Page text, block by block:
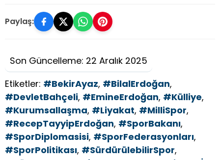
Paylaş:
Son Güncelleme: 22 Aralık 2025
Etiketler: #BekirAyaz, #BilalErdoğan,
#DevletBahçeli, #EmineErdoğan, #Külliye,
#Kurumsallaşma, #Liyakat, #MilliSpor,
#RecepTayyipErdoğan, #SporBakanı,
#SporDiplomasisi, #SporFederasyonları,
#SporPolitikası, #SürdürülebilirSpor,